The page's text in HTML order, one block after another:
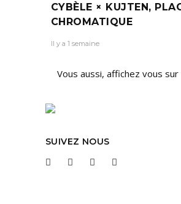
CYBÈLE × KUJTEN,
CHROMATIQUE
Il y a 1 semaine
Vous aussi, affichez vous
SUIVEZ NOUS